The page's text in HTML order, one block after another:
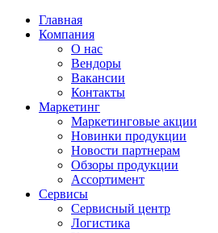
Главная
Компания
О нас
Вендоры
Вакансии
Контакты
Маркетинг
Маркетинговые акции
Новинки продукции
Новости партнерам
Обзоры продукции
Ассортимент
Сервисы
Сервисный центр
Логистика